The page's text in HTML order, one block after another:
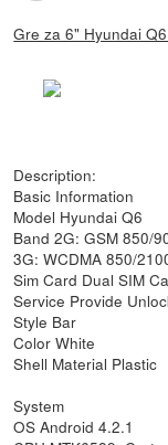
Gre za 6" Hyundai
Description:
Basic Information
Model Hyundai Q6
Band 2G: GSM 850/
3G: WCDMA 850/
Sim Card Dual SIM
Service Provide
Style Bar
Color White
Shell Material Plastic
System
OS Android 4.2.1